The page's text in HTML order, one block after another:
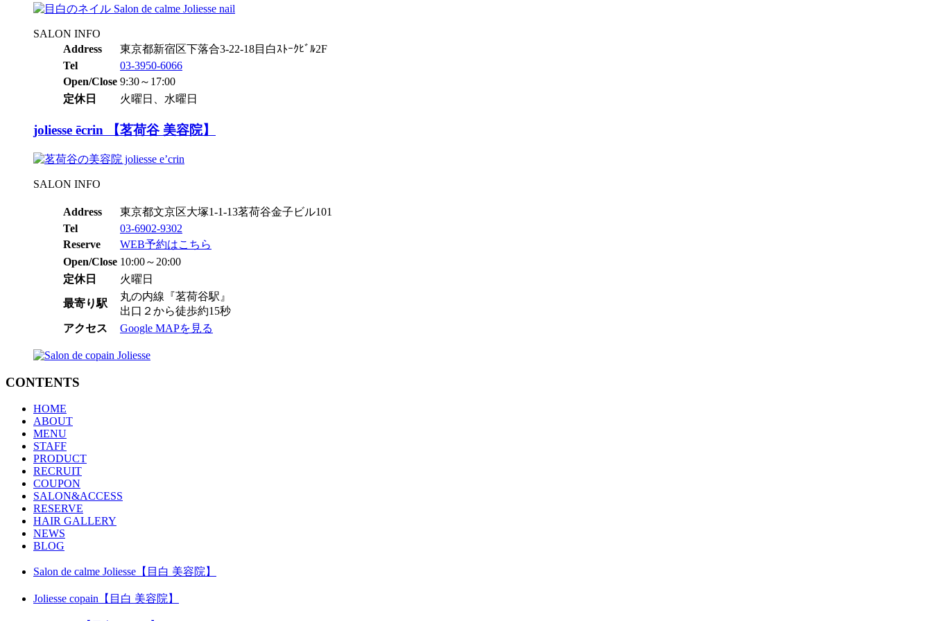
SALON INFO
Address
東京都新宿区下落合3-22-18目白ｽﾄｰｸﾋﾞﾙ2F
Tel
03-3950-6066
Open/Close 9:30～17:00
定休日
火曜日、水曜日
joliesse ēcrin 【茗荷谷 美容院】
SALON INFO
Address
東京都文京区大塚1-1-13茗荷谷金子ビル101
Tel
03-6902-9302
Reserve
WEB予約はこちら
Open/Close 10:00～20:00
定休日
火曜日
最寄り駅
丸の内線『茗荷谷駅』
出口２から徒歩約15秒
アクセス
Google MAPを見る
CONTENTS
HOME
ABOUT
MENU
STAFF
PRODUCT
RECRUIT
COUPON
SALON&ACCESS
RESERVE
HAIR GALLERY
NEWS
BLOG
Salon de calme Joliesse【目白 美容院】
Joliesse copain【目白 美容院】